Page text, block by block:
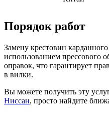
Порядок работ
Замену крестовин
использованием прессового
оправок, что гарантирует
в вилки.
Вы можете получить эту
Ниссан, просто найдите